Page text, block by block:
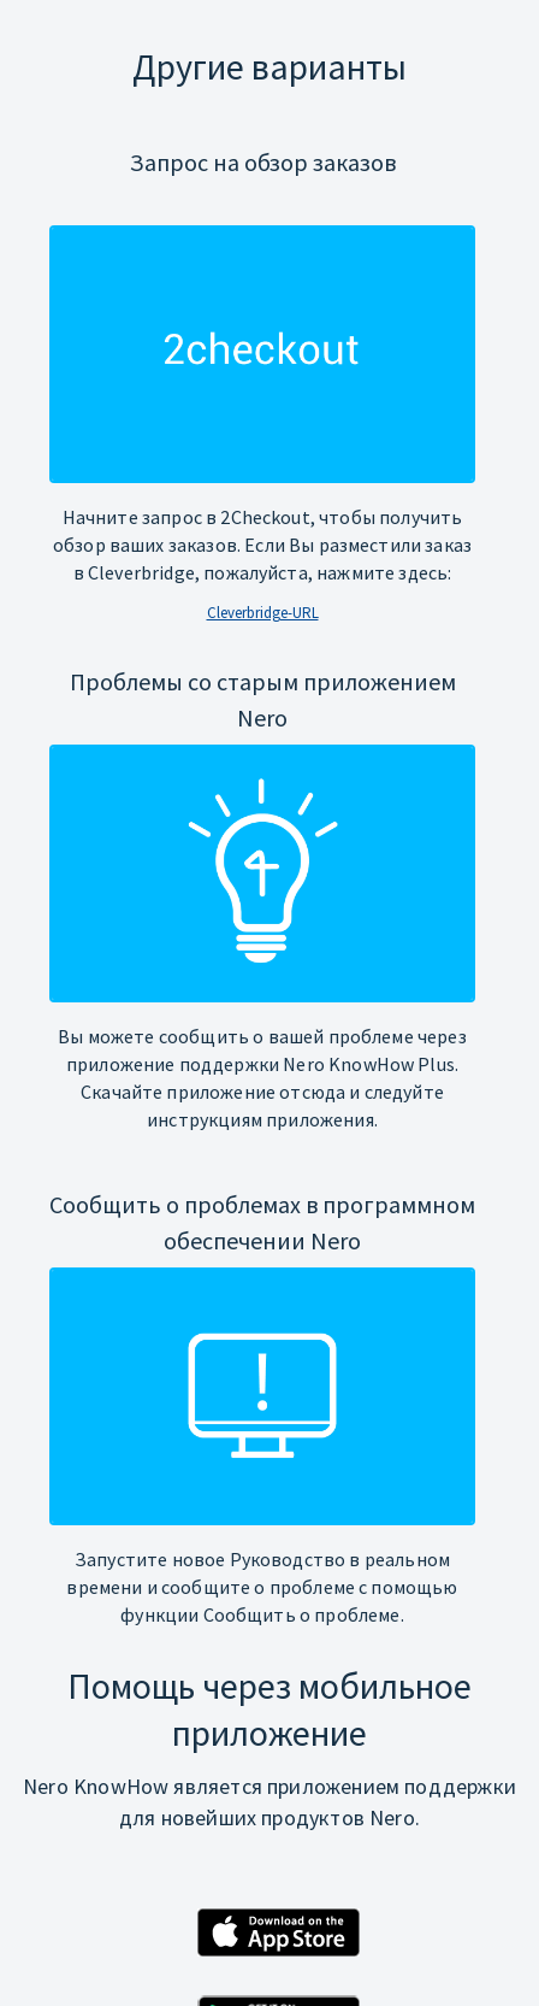
Другие варианты
Запрос на обзор заказов
Начните запрос в 2Checkout, чтобы получить
обзор ваших заказов. Если Вы разместили заказ
в Cleverbridge, пожалуйста, нажмите здесь:
Cleverbridge-URL
Проблемы со старым приложением
Nero
Вы можете сообщить о вашей проблеме через
приложение поддержки Nero KnowHow Plus.
Скачайте приложение отсюда и следуйте
инструкциям приложения.
Сообщить о проблемах в программном
обеспечении Nero
Запустите новое Руководство в реальном
времени и сообщите о проблеме с помощью
функции Сообщить о проблеме.
Помощь через мобильное
приложение
Nero KnowHow является приложением поддержки
для новейших продуктов Nero.